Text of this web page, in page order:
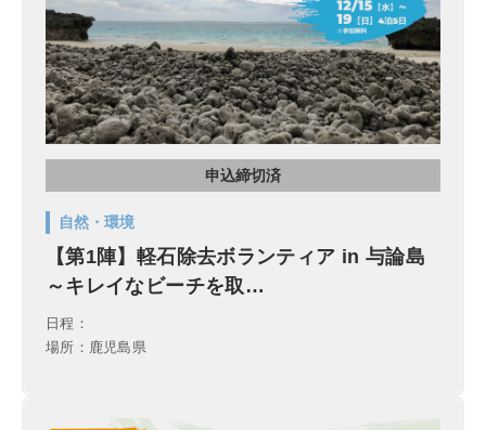
申込締切済
自然・環境
【第1陣】軽石除去ボランティア in 与論島
～キレイなビーチを取…
日程：
場所：鹿児島県